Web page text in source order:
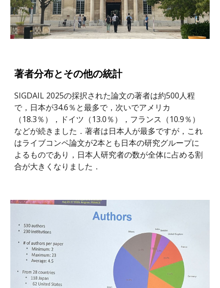
著者分布とその他の統計
SIGDAIL 2025の採択された論文の著者は約500人程
で，日本が34.6％と最多で，次いでアメリカ
（18.3％），ドイツ（13.0％），フランス（10.9％）
などが続きました．著者は日本人が最多ですが，これ
はライブコンペ論文が2本とも日本の研究グループに
よるものであり，日本人研究者の数が全体に占める割
合が大きくなりました．